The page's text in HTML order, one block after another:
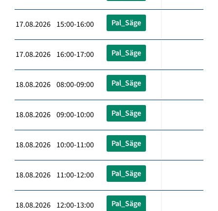
17.08.2026 15:00-16:00 Pal_Säge
17.08.2026 16:00-17:00 Pal_Säge
18.08.2026 08:00-09:00 Pal_Säge
18.08.2026 09:00-10:00 Pal_Säge
18.08.2026 10:00-11:00 Pal_Säge
18.08.2026 11:00-12:00 Pal_Säge
18.08.2026 12:00-13:00 Pal_Säge